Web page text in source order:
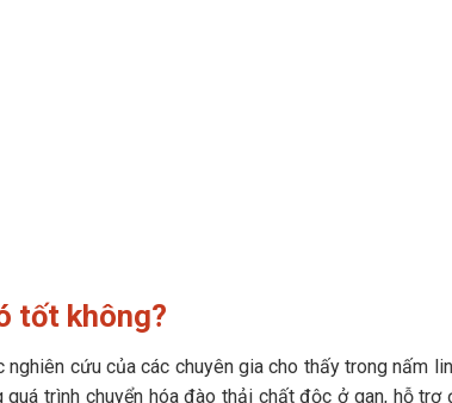
tốt không?
cứu của các chuyên gia cho thấy trong nấm
trình chuyển hóa đào thải chất độc ở gan, hỗ trợ